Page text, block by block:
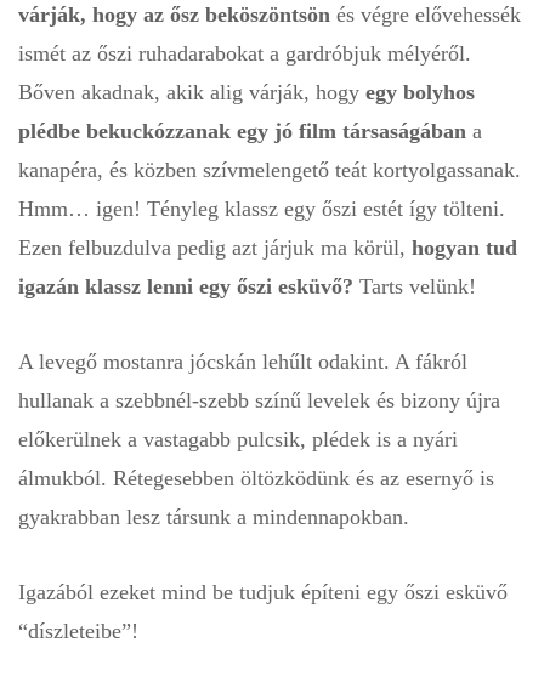
várják, hogy az ősz beköszöntsön és végre elővehessék
ismét az őszi ruhadarabokat a gardróbjuk mélyéről.
Bőven akadnak, akik alig várják, hogy egy bolyhos
plédbe bekuckózzanak egy jó film társaságában a
kanapéra, és közben szívmelengető teát kortyolgassanak.
Hmm… igen! Tényleg klassz egy őszi estét így tölteni.
Ezen felbuzdulva pedig azt járjuk ma körül, hogyan tud
igazán klassz lenni egy őszi esküvő? Tarts velünk!
A levegő mostanra jócskán lehűlt odakint. A fákról
hullanak a szebbnél-szebb színű levelek és bizony újra
előkerülnek a vastagabb pulcsik, plédek is a nyári
álmukból. Rétegesebben öltözködünk és az esernyő is
gyakrabban lesz társunk a mindennapokban.
Igazából ezeket mind be tudjuk építeni egy őszi esküvő
“díszleteibe”!